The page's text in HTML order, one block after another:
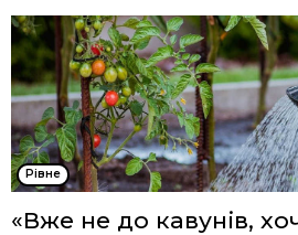
Рівне
«Вже не до кавунів,